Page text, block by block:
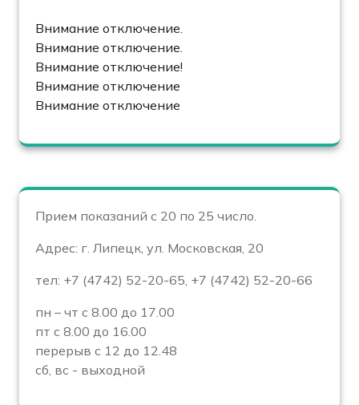
Внимание отключение.
Внимание отключение.
Внимание отключение!
Внимание отключение
Внимание отключение
Прием показаний с 20 по 25 число.
Адрес: г. Липецк, ул. Московская, 20
тел: +7 (4742) 52-20-65, +7 (4742) 52-20-66
пн – чт с 8.00 до 17.00
пт с 8.00 до 16.00
перерыв с 12 до 12.48
сб, вс - выходной